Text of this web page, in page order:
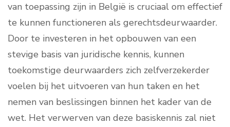
van toepassing zijn in België is cruciaal om effectief
te kunnen functioneren als gerechtsdeurwaarder.
Door te investeren in het opbouwen van een
stevige basis van juridische kennis, kunnen
toekomstige deurwaarders zich zelfverzekerder
voelen bij het uitvoeren van hun taken en het
nemen van beslissingen binnen het kader van de
wet. Het verwerven van deze basiskennis zal niet